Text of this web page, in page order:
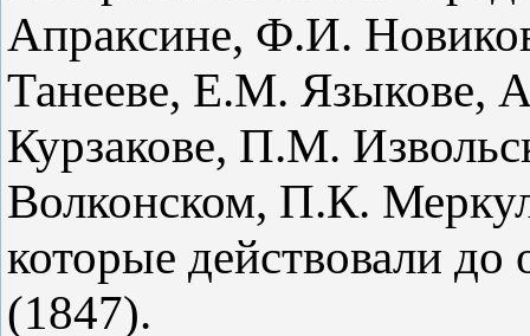
Апраксине, Ф.И.
Танееве, Е.М. Языкове,
Курзакове, П.М.
Волконском, П.К.
которые действовали до
(1847).